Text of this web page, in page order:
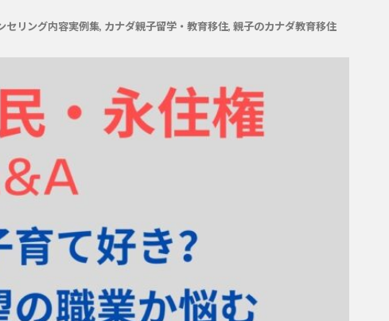
セリング内容実例集, カナダ親子留学・教育移住, 親子のカナダ教育移住